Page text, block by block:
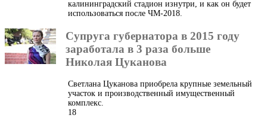
калининградский стадион изнутри, и как он будет
использоваться после ЧМ-2018.
Супруга губернатора в 2015 году
заработала в 3 раза больше
Николая Цуканова
Светлана Цуканова приобрела крупные земельный
участок и производственный имущественный
комплекс.
18